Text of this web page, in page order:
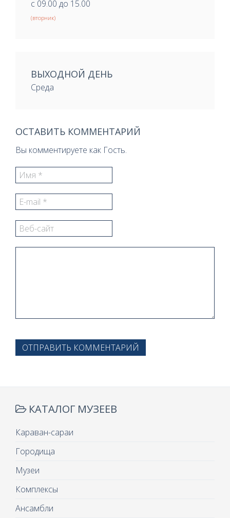
с 09.00 до 15.00
(вторник)
ВЫХОДНОЙ ДЕНЬ
Среда
ОСТАВИТЬ КОММЕНТАРИЙ
Вы комментируете как Гость.
ОТПРАВИТЬ КОММЕНТАРИЙ
КАТАЛОГ МУЗЕЕВ
Караван-сараи
Городища
Музеи
Комплексы
Ансамбли